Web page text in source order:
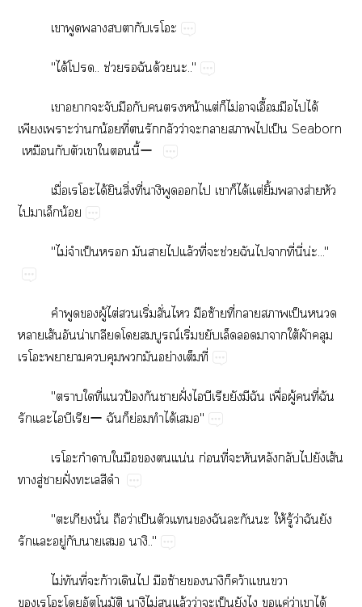
​​​​​
"ได้​..​ช่​​​ด้​.."
​​​​​​​​น้​ต่​​ไม่​​ื้​​​ได้​
​​ว่​​น้​ี่​​​​ว่​​​​​ป็​Seaborn​
​​​​​​​ี้ー
ื่ได้​​ิ่​ี่​​​​​ได้​ต่​ิ้​​ส่​​
​​​น้
"ไม่​​ป็​​​​​ล้​ี่​​ช่​​​​ี่​ี่น่..."
​​​ู้​ไต่​​ิ่​ั่​​​ซ้​ี่​​​ป็​​
​ส้​​น่​​​ณ์​ิ่​​​​​​ใต้​ผ้​​
​​​​​ย่​​ี่
"​​ี่​​ป้​​​ฝั่​​​​​​​ื่​ู้​​ี่​​
​​​​ー​​​ย่​​ได้​"
​​​​​​น่​ก่​ี่​​​​​​​ส้​
​ู่​​ฝั่​​​
"​ั่​​ว่​ป็​​​​​​​​ให้​ู้​ว่​​​
​​ู่​​​​.."
ไม่​​ี่​​ก้​​​​ซ้​ิ​ว้​​​
​ั​​ไม่​​ล้​ว่​​ป็​​​​ค่​ว่​​ได้​